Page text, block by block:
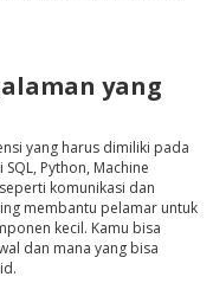
yang
yang harus dimiliki pada
Python, Machine
komunikasi dan
membantu pelamar untuk
kecil. Kamu bisa
dan mana yang bisa